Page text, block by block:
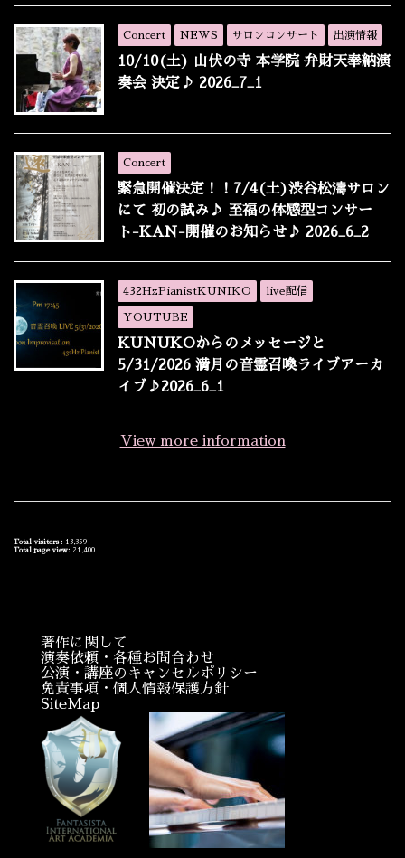
Concert NEWS サロンコンサート 出演情報
10/10(土) 山伏の寺 本学院 弁財天奉納演
奏会 決定♪ 2026_7_1
Concert
緊急開催決定！！7/4(土)渋谷松濤サロン
にて 初の試み♪ 至福の体感型コンサー
ト-KAN-開催のお知らせ♪ 2026_6_2
432HzPianistKUNIKO live配信
YOUTUBE
KUNUKOからのメッセージと
5/31/2026 満月の音霊召喚ライブアーカ
イブ♪2026_6_1
View more information
Total visitors : 13,359
Total page view: 21,400
著作に関して
演奏依頼・各種お問合わせ
公演・講座のキャンセルポリシー
免責事項・個人情報保護方針
SiteMap